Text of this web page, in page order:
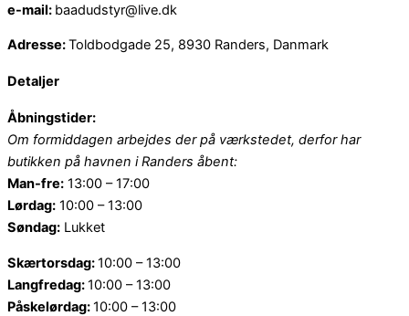
e-mail: baadudstyr@live.dk
Adresse:Toldbodgade 25, 8930 Randers, Danmark
Detaljer
Åbningstider:
Om formiddagen arbejdes der på værkstedet, derfor har
butikken på havnen i Randers åbent:
Man-fre: 13:00 – 17:00
Lørdag: 10:00 – 13:00
Søndag: Lukket
Skærtorsdag:10:00 – 13:00
Langfredag:10:00 – 13:00
Påskelørdag:10:00 – 13:00